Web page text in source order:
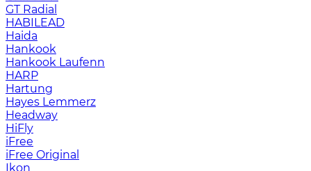
GT Radial
HABILEAD
Haida
Hankook
Hankook Laufenn
HARP
Hartung
Hayes Lemmerz
Headway
HiFly
iFree
iFree Original
Ikon